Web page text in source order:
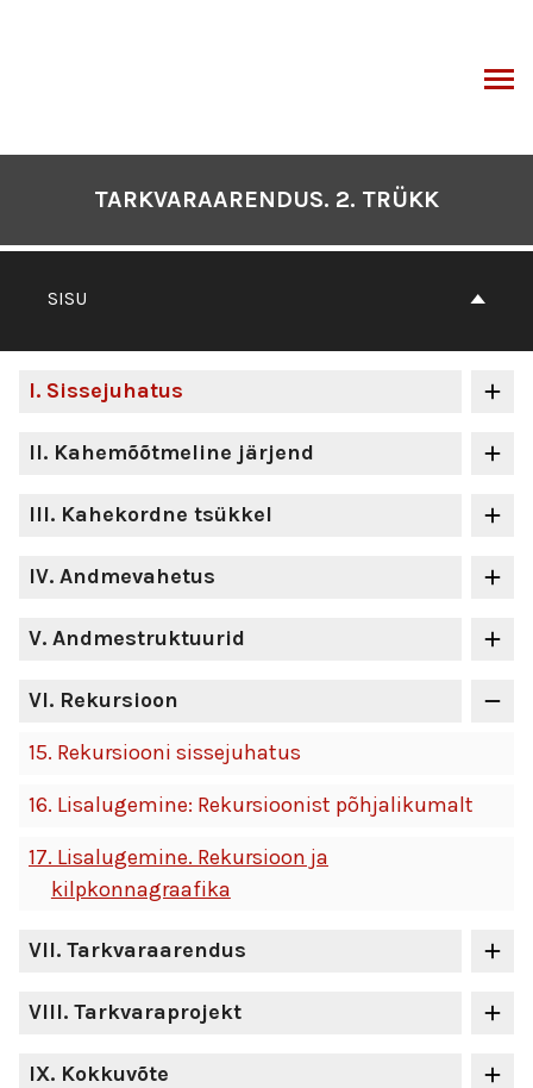
SISU
I. Sissejuhatus
II. Kahemõõtmeline järjend
III. Kahekordne tsükkel
IV. Andmevahetus
V. Andmestruktuurid
VI. Rekursioon
15. Rekursiooni sissejuhatus
16. Lisalugemine: Rekursioonist põhjalikumalt
17. Lisalugemine. Rekursioon ja
kilpkonnagraafika
VII. Tarkvaraarendus
VIII. Tarkvaraprojekt
IX. Kokkuvõte
TARKVARAARENDUS. 2. TRÜKK